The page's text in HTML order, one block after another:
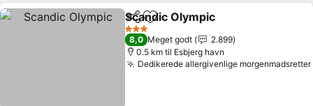
Del Føj til favoritter
Scandic Olympic
3 Stjerner
8,0 Meget godt
2.899
0.5 km til Esbjerg havn
Dedikerede allergivenlige morgenmadsretter